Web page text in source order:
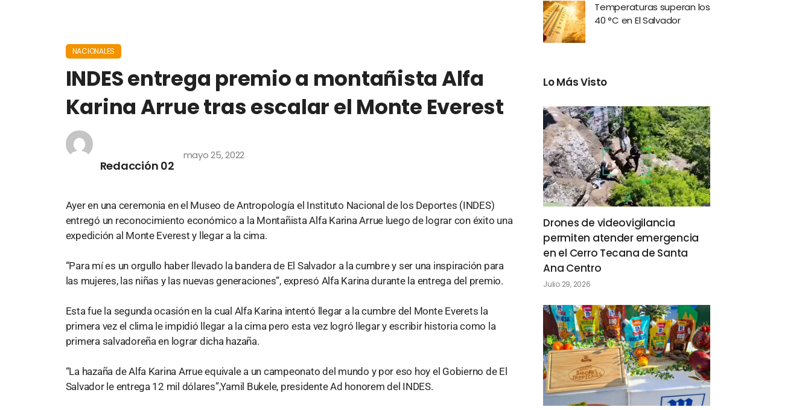
NACIONALES
INDES entrega premio a montañista Alfa
Karina Arrue tras escalar el Monte Everest
Redacción 02
mayo 25, 2022
Ayer en una ceremonia en el Museo de Antropología el Instituto Nacional de los Deportes (INDES)
entregó un reconocimiento económico a la Montañista Alfa Karina Arrue luego de lograr con éxito una
expedición al Monte Everest y llegar a la cima.
“Para mí es un orgullo haber llevado la bandera de El Salvador a la cumbre y ser una inspiración para
las mujeres, las niñas y las nuevas generaciones”, expresó Alfa Karina durante la entrega del premio.
Esta fue la segunda ocasión en la cual Alfa Karina intentó llegar a la cumbre del Monte Everets la
primera vez el clima le impidió llegar a la cima pero esta vez logró llegar y escribir historia como la
primera salvadoreña en lograr dicha hazaña.
“La hazaña de Alfa Karina Arrue equivale a un campeonato del mundo y por eso hoy el Gobierno de El
Salvador le entrega 12 mil dólares”,Yamil Bukele, presidente Ad honorem del INDES.
Temperaturas superan los
40 °C en El Salvador
Lo Más Visto
Drones de videovigilancia
permiten atender emergencia
en el Cerro Tecana de Santa
Ana Centro
Julio 29, 2026